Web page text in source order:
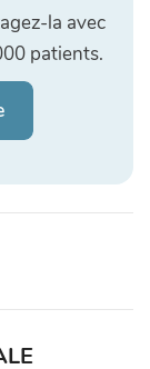
la avec
patients.